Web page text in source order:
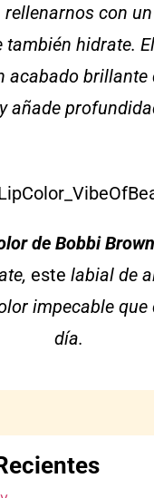
con
también hidrate.
acabado brillante
añade
de Bobbi
este labial de
impecable que
día.